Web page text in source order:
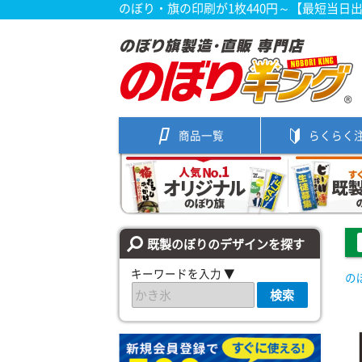
のぼり・旗の印刷が1枚440円～【最短当日
商品一覧 らくらく
既製のぼりのデザインを探す
キーワードを入力 ▼
検索
の